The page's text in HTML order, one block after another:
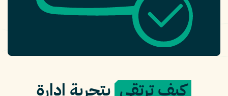
كيف ترتقي بتجربة إدارة